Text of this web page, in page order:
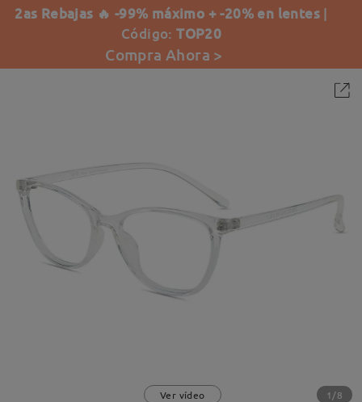
2as Rebajas 🔥 -99% máximo + -20% en lentes |
Código:TOP20
Compra Ahora >
Ver vídeo 1/8